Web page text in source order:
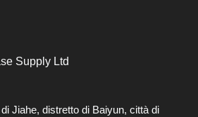
Supply Ltd
Jiahe, distretto di Baiyun, città di